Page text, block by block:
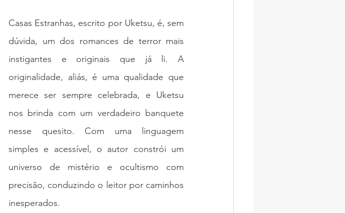
Casas Estranhas, escrito por Uketsu, é, sem
dúvida, um dos romances de terror mais
instigantes e originais que já li. A
originalidade, aliás, é uma qualidade que
merece ser sempre celebrada, e Uketsu
nos brinda com um verdadeiro banquete
nesse quesito. Com uma linguagem
simples e acessível, o autor constrói um
universo de mistério e ocultismo com
precisão, conduzindo o leitor por caminhos
inesperados.